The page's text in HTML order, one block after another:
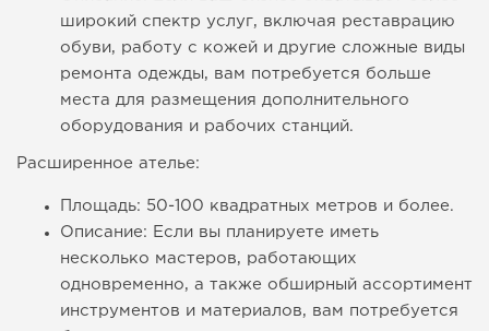
широкий спектр услуг, включая реставрацию
обуви, работу с кожей и другие сложные виды
ремонта одежды, вам потребуется больше
места для размещения дополнительного
оборудования и рабочих станций.
Расширенное ателье:
Площадь: 50-100 квадратных метров и более.
Описание: Если вы планируете иметь
несколько мастеров, работающих
одновременно, а также обширный ассортимент
инструментов и материалов, вам потребуется